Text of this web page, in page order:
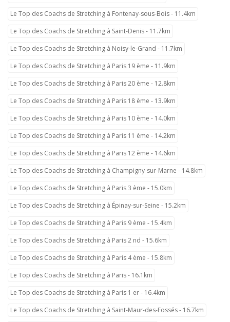
Le Top des Coachs de Stretching à Fontenay-sous-Bois - 11.4km
Le Top des Coachs de Stretching à Saint-Denis - 11.7km
Le Top des Coachs de Stretching à Noisy-le-Grand - 11.7km
Le Top des Coachs de Stretching à Paris 19 ème - 11.9km
Le Top des Coachs de Stretching à Paris 20 ème - 12.8km
Le Top des Coachs de Stretching à Paris 18 ème - 13.9km
Le Top des Coachs de Stretching à Paris 10 ème - 14.0km
Le Top des Coachs de Stretching à Paris 11 ème - 14.2km
Le Top des Coachs de Stretching à Paris 12 ème - 14.6km
Le Top des Coachs de Stretching à Champigny-sur-Marne - 14.8km
Le Top des Coachs de Stretching à Paris 3 ème - 15.0km
Le Top des Coachs de Stretching à Épinay-sur-Seine - 15.2km
Le Top des Coachs de Stretching à Paris 9 ème - 15.4km
Le Top des Coachs de Stretching à Paris 2 nd - 15.6km
Le Top des Coachs de Stretching à Paris 4 ème - 15.8km
Le Top des Coachs de Stretching à Paris - 16.1km
Le Top des Coachs de Stretching à Paris 1 er - 16.4km
Le Top des Coachs de Stretching à Saint-Maur-des-Fossés - 16.7km